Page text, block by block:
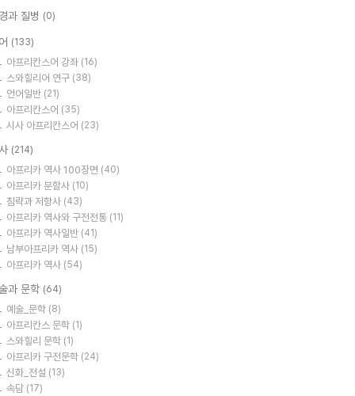
과 질병 (0)
(133)
아프리칸스어 강좌 (16)
스와힐리어 연구 (38)
언어일반 (21)
아프리칸스어 (35)
시사 아프리칸스어 (23)
(214)
아프리카 역사 100장면 (40)
아프리카 분할사 (10)
침략과 저항사 (43)
아프리카 역사와 구전전통 (11)
아프리카 역사일반 (41)
남부아프리카 역사 (15)
아프리카 역사 (54)
과 문학 (64)
예술_문학 (8)
아프리칸스 문학 (1)
스와힐리 문학 (1)
아프리카 구전문학 (24)
신화_전설 (13)
속담 (17)